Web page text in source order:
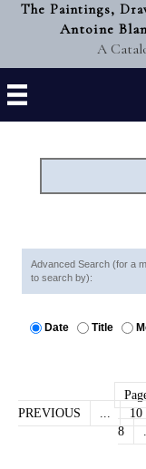
The Paintings,
Antoine
A
Advanced Search (for a
to search by):
Date
Title
PREVIOUS
... 10
8